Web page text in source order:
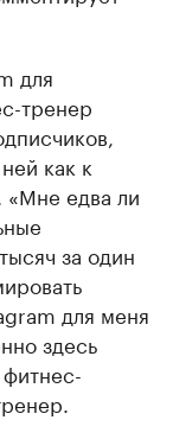
для
тренер
как к
«Мне едва ли
за один
для меня
здесь